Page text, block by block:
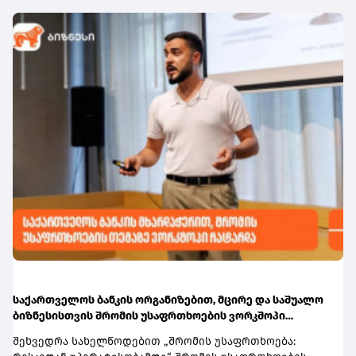
საქართველოს საფინანსო სექტორის მდგრადობას. მათი
შეფასებით, საბანკო სისტემა რჩება კარგად
კაპიტალიზებული, მაღალლიკვიდური და მომგებიანი.
ამასთან, ეროვნული ბანკის ეფექტიანი
მაკროპრუდენციული და საზედამხედველო პოლიტიკა
მნიშვნელოვან როლს ასრულებს ფინანსური
სტაბილურობის განმტკიცებაში, საბანკო სექტორის
მდგრადობის გაძლიერებასა და ფინანსური
დოლარიზაციის შემდგომ შემცირებაში. სარეიტინგო
სააგენტოს შეფასებით, საქართველოს საბანკო
რეგულირების ჩარჩო ფართოდ შეესაბამება
საერთაშორისო სტანდარტებს.
შეუძლიათ იმ მოსწავლეებსა და სტუდენტებს,
რომლებსაც აქვთ შესაბამისი აქტიური სტატუსი და
ფლობენ საქართველოს ბანკის sCool Card ან Student Card.
ბარათების მფლობელებისთვის შეღავათი პირველი
სექტემბრიდან ავტომატურად
გააქტიურდება.ინფორმაციისთვის, ქუთაისის უმაღლეს
სასწავლებლებში წელს ჩარიცხული სტუდენტები
შეღავათიანი ტარიფით სარგებლობას სტუდენტური
სტატუსის გააქტიურებისთანავე
შეძლებენ.მომხმარებლებს, რომლებსაც საქართველოს
ბანკის sCool Card ან Student Card ჯერ არ აქვთ, მისი
შეკვეთა, ონლაინ, მარტივად, რამდენიმე წამში
მობილბანკიდანდა sCoolApp-დან არის
შესაძლებელი.დამატებითი ინფორმაციის მისაღებად
ეწვიეთ ბმულს.
საქართველოს ბანკის ორგანიზებით, მცირე და საშუალო
ბიზნესისთვის შრომის უსაფრთხოების ვორკშოპი
შეხვედრა სახელწოდებით „შრომის უსაფრთხოება: